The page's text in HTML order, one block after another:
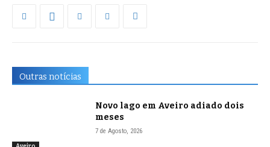
Outras notícias
Novo lago em Aveiro adiado dois
meses
7 de Agosto, 2026